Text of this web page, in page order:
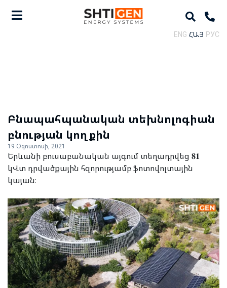
ENG ՀԱՅ РУС
Բնապահպանական տեխնոլոգիան
բնության կողքին
19 Օգոստոսի, 2021
Երևանի բուսաբանական այգում տեղադրվեց 𝟖𝟏
կՎտ դրվածքային հզորությամբ ֆոտովոլտային
կայան։